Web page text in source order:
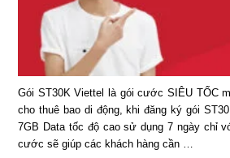
Gói ST30K Viettel là gói cước SIÊU TỐC
cho thuê bao di động, khi đăng ký gói
7GB Data tốc độ cao sử dụng 7 ngày chỉ
cước sẽ giúp các khách hàng cần …